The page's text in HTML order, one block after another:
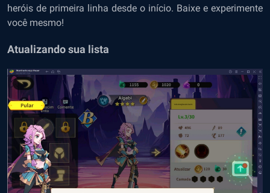
heróis de primeira linha desde o início. Baixe e experimente
você mesmo!
Atualizando sua lista